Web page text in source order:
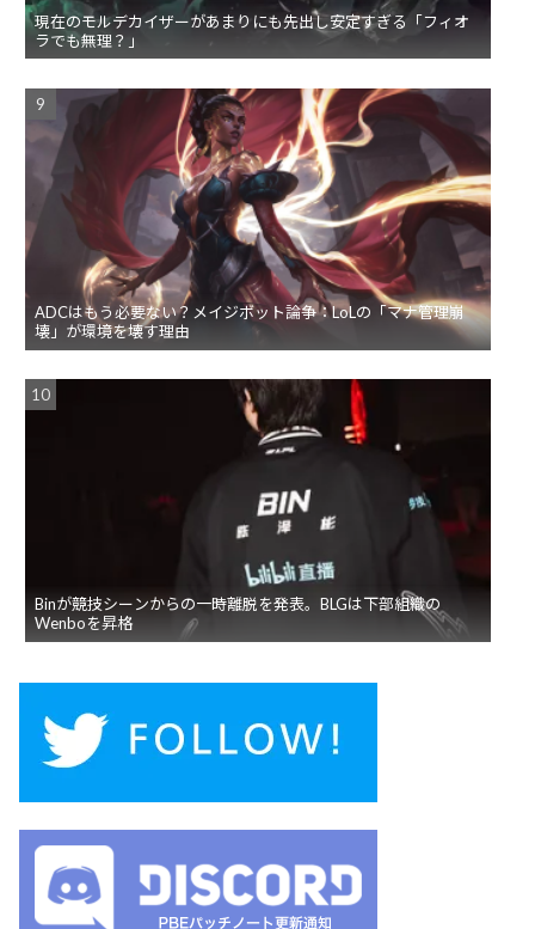
現在のモルデカイザーがあまりにも先出し安定すぎる「フィオ
ラでも無理？」
ADCはもう必要ない？メイジボット論争：LoLの「マナ管理崩
壊」が環境を壊す理由
Binが競技シーンからの一時離脱を発表。BLGは下部組織の
Wenboを昇格